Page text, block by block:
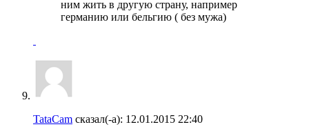
ним жить в другую страну, например
германию или бельгию ( без мужа)
TataCam сказал(-а): 12.01.2015 22:40